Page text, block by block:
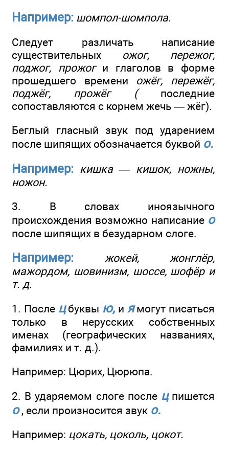
Например: шомпол-шомпола.
Следует различать написание
существительных ожог, пережог,
поджог, прожоги глаголов в форме
прошедшего времени ожёг, пережёг,
поджёг, прожёг (последние
сопоставляются с корнем жечь — жёг).
Беглый гласный звук под ударением
после шипящих обозначается буквой о.
Например: кишка — кишок, ножны,
ножон.
3. В словах иноязычного
происхождения возможно написание о
после шипящих в безударном слоге.
Например:
жокей, жонглёр,
мажордом, шовинизм, шоссе, шофёр и
т. д.
1. После цбуквы ю,и ямогут писаться
только в нерусских собственных
именах (географических названиях,
фамилиях и т. д.).
Например: Цюрих, Цюрюпа.
2. В ударяемом слоге после цпишется
о, если произносится звук о.
Например: цокать, цоколь, цокот.